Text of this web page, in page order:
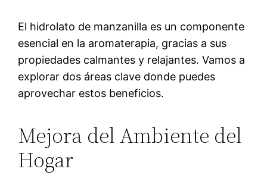
El hidrolato de manzanilla es un componente
esencial en la aromaterapia, gracias a sus
propiedades calmantes y relajantes. Vamos a
explorar dos áreas clave donde puedes
aprovechar estos beneficios.
Mejora del Ambiente del
Hogar